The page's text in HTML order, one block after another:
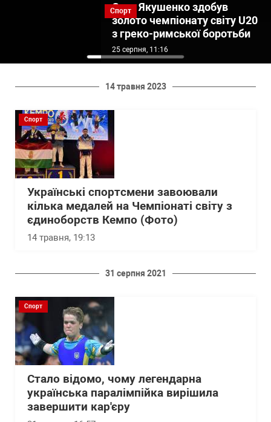
Спорт
Єгор Якушенко здобув
золото чемпіонату світу U20
з греко-римської боротьби
25 серпня, 11:16
14 травня 2023
Спорт
Українські спортсмени завоювали
кілька медалей на Чемпіонаті світу з
єдиноборств Кемпо (Фото)
14 травня, 19:13
31 серпня 2021
Спорт
Стало відомо, чому легендарна
українська паралімпійка вирішила
завершити кар'єру